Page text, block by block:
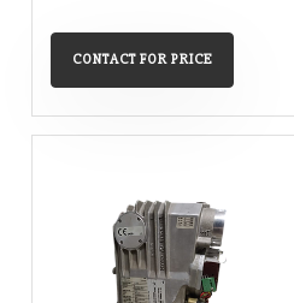
CONTACT FOR PRICE